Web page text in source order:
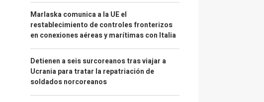
Marlaska comunica a la UE el
restablecimiento de controles fronterizos
en conexiones aéreas y marítimas con Italia
Detienen a seis surcoreanos tras viajar a
Ucrania para tratar la repatriación de
soldados norcoreanos